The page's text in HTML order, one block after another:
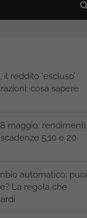
reddito ‘escluso’
cosa sapere
maggio: rendimenti
5,10 e 20
automatico: puoi
La regola che